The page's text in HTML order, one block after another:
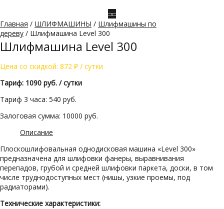
Главная / ШЛИФМАШИНЫ / Шлифмашины по
дереву / Шлифмашина Level 300
Шлифмашина Level 300
Цена со скидкой: 872 ₽ / сутки
Тариф: 1090 руб. / сутки
Тариф 3 часа: 540 руб.
Залоговая сумма: 10000 руб.
Описание
Плоскошлифовальная однодисковая машина «Level 300»
предназначена для шлифовки фанеры, выравнивания
перепадов, грубой и средней шлифовки паркета, доски, в том
числе труднодоступных мест (нишы, узкие проемы, под
радиаторами).
Технические характеристики: